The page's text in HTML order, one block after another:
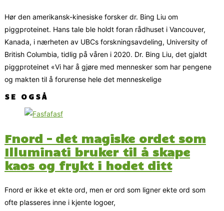
Hør den amerikansk-kinesiske forsker dr. Bing Liu om
piggproteinet. Hans tale ble holdt foran rådhuset i Vancouver,
Kanada, i nærheten av UBCs forskningsavdeling, University of
British Columbia, tidlig på våren i 2020. Dr. Bing Liu, det gjaldt
piggproteinet «Vi har å gjøre med mennesker som har pengene
og makten til å forurense hele det menneskelige
SE OGSÅ
Fnord – det magiske ordet som
Illuminati bruker til å skape
kaos og frykt i hodet ditt
Fnord er ikke et ekte ord, men er ord som ligner ekte ord som
ofte plasseres inne i kjente logoer,